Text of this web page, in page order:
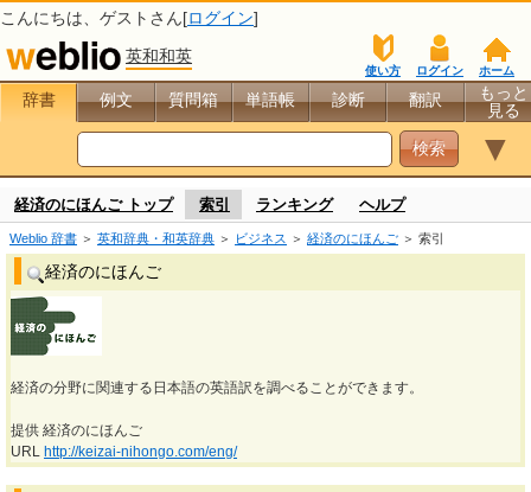
こんにちは、 ゲスト さん[ログイン]
英和和英
ホーム
ログイン
使い方
辞書 例文 質問箱 単語帳 診断 翻訳
もっと
見る
▼
経済のにほんご トップ 索引 ランキング ヘルプ
Weblio 辞書 ＞ 英和辞典・和英辞典 ＞ ビジネス ＞ 経済のにほんご ＞ 索引
経済のにほんご
経済の分野に関連する日本語の英語訳を調べることができます。
提供 経済のにほんご
URL http://keizai-nihongo.com/eng/